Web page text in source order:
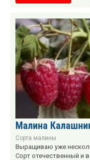
Малина
Сорта малины
Выращиваю уже
Сорт отечественный и